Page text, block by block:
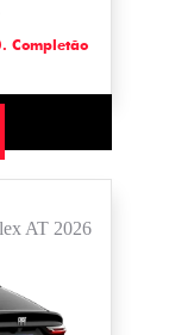
Completão
AT 2026